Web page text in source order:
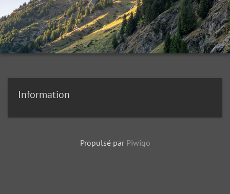
Information
Propulsé par Piwigo